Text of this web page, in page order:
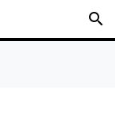
search